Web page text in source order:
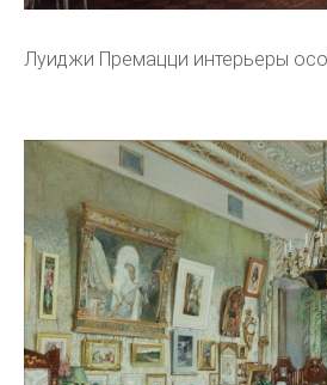
Луиджи Премацци интерьеры